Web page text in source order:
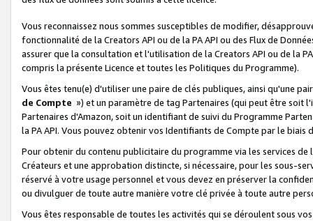
Vous reconnaissez nous sommes susceptibles de modifier,
fonctionnalité de la Creators API ou de la PA API ou des Flux de
assurer que la consultation et l'utilisation de la Creators API ou de la
compris la présente Licence et toutes les Politiques du Programme).
Vous êtes tenu(e) d'utiliser une paire de clés publiques, ainsi qu'une
de Compte ») et un paramètre de tag Partenaires (qui peut être soit
Partenaires d'Amazon, soit un identifiant de suivi du Programme
la PA API. Vous pouvez obtenir vos Identifiants de Compte par le biais
Pour obtenir du contenu publicitaire du programme via les services
Créateurs et une approbation distincte, si nécessaire, pour les sous-
réservé à votre usage personnel et vous devez en préserver la
ou divulguer de toute autre manière votre clé privée à toute autre
Vous êtes responsable de toutes les activités qui se déroulent sous